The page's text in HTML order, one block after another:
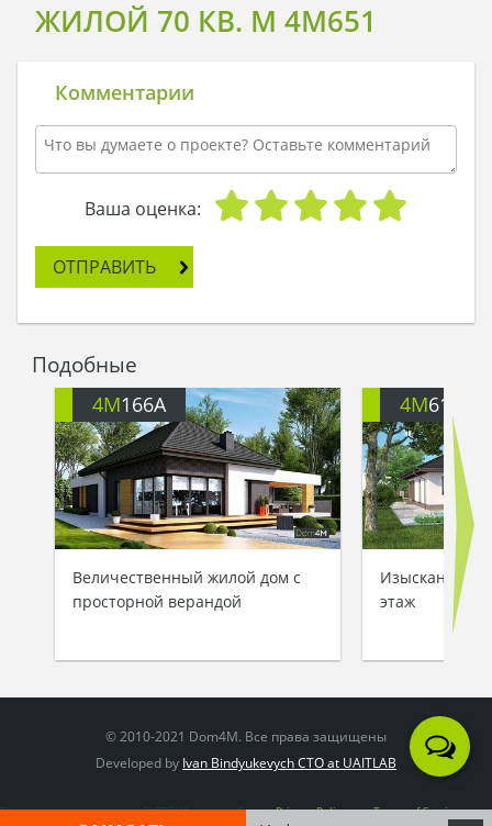
ЖИЛОЙ 70 КВ. М 4M651
Комментарии
Ваша оценка:
ОТПРАВИТЬ
Подобные
4M166A
Величественный жилой дом с
просторной верандой
4M6167
Изысканное
этаж
© 2010-2021 Dom4M. Все права защищены
Developed by Ivan Bindyukevych CTO at UAITLAB
This site is protected by reCAPTCHA and the GooglePrivacy PolicyandTerms of Serviceapply